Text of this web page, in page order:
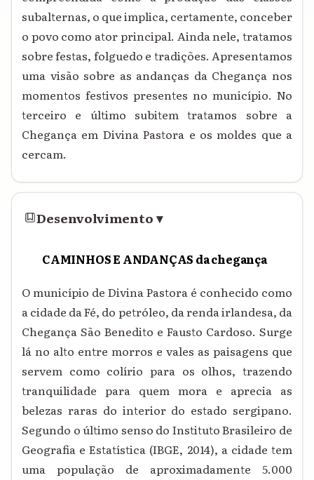
subalternas, o que implica, certamente, conceber
o povo como ator principal. Ainda nele, tratamos
sobre festas, folguedo e tradições. Apresentamos
uma visão sobre as andanças da Chegança nos
momentos festivos presentes no município. No
terceiro e último subitem tratamos sobre a
Chegança em Divina Pastora e os moldes que a
cercam.
Desenvolvimento▾
CAMINHOS E ANDANÇAS da chegança
O município de Divina Pastora é conhecido como
a cidade da Fé, do petróleo, da renda irlandesa, da
Chegança São Benedito e Fausto Cardoso. Surge
lá no alto entre morros e vales as paisagens que
servem como colírio para os olhos, trazendo
tranquilidade para quem mora e aprecia as
belezas raras do interior do estado sergipano.
Segundo o último senso do Instituto Brasileiro de
Geografia e Estatística (IBGE, 2014), a cidade tem
uma população de aproximadamente 5.000